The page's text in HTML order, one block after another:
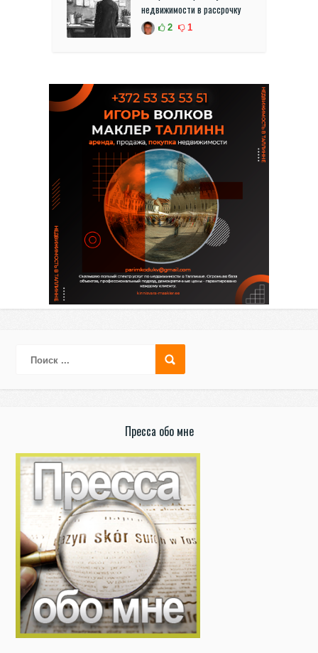
недвижимости в рассрочку
2 1
Пресса обо мне